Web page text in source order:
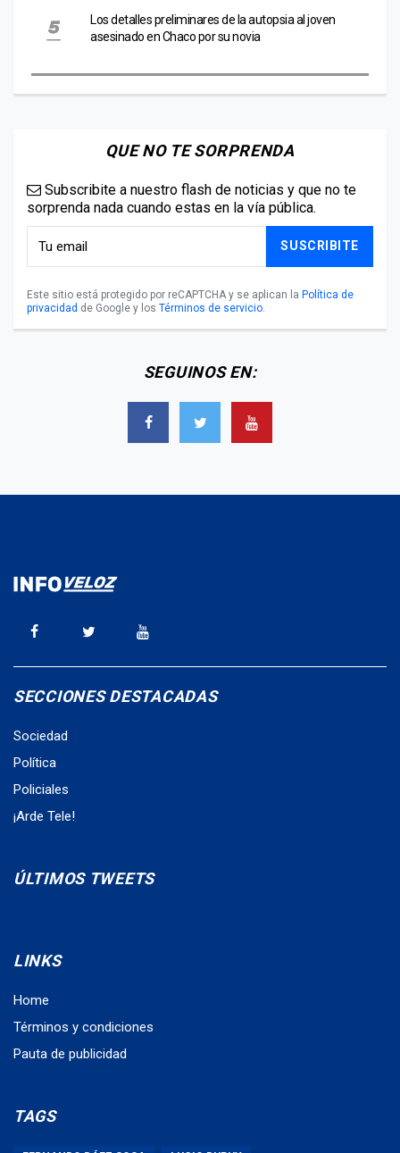
Los detalles preliminares de la autopsia al joven
asesinado en Chaco por su novia
QUE NO TE SORPRENDA
Subscribite a nuestro flash de noticias y que no te
sorprenda nada cuando estas en la vía pública.
SUSCRIBITE
Este sitio está protegido por reCAPTCHA y se aplican la Política de
privacidad de Google y los Términos de servicio.
SEGUINOS EN:
SECCIONES DESTACADAS
Sociedad
Política
Policiales
¡Arde Tele!
ÚLTIMOS TWEETS
LINKS
Home
Términos y condiciones
Pauta de publicidad
TAGS